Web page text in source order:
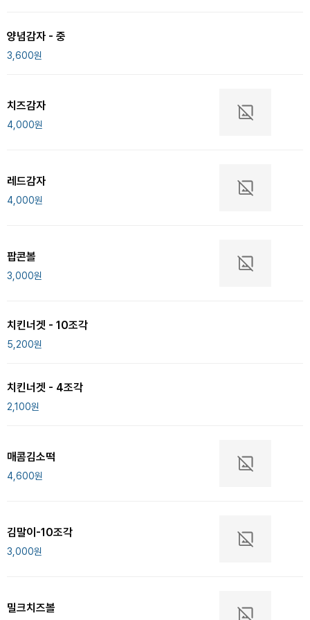
양념감자 - 중
3,600원
치즈감자
4,000원
레드감자
4,000원
팝콘볼
3,000원
치킨너겟 - 10조각
5,200원
치킨너겟 - 4조각
2,100원
매콤김소떡
4,600원
김말이-10조각
3,000원
밀크치즈볼